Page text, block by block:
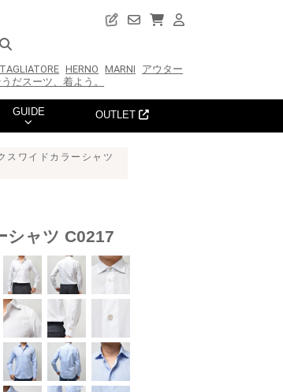
TAGLIATORE HERNO MARNI
アウター
だスーツ、着よう。
GUIDE OUTLET
ワイドカラーシャツ